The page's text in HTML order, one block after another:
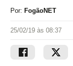
Por: FogãoNET
25/02/19 às 08:37